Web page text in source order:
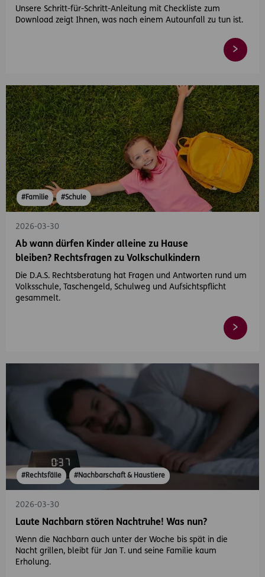
Unsere Schritt-für-Schritt-Anleitung mit Checkliste zum
Download zeigt Ihnen, was nach einem Autounfall zu tun ist.
#Familie #Schule
2026-03-30
Ab wann dürfen Kinder alleine zu Hause
bleiben? Rechtsfragen zu Volkschulkindern
Die D.A.S. Rechtsberatung hat Fragen und Antworten rund um
Volksschule, Taschengeld, Schulweg und Aufsichtspflicht
gesammelt.
#Rechtsfälle #Nachbarschaft & Haustiere
2026-03-30
Laute Nachbarn stören Nachtruhe! Was nun?
Wenn die Nachbarn auch unter der Woche bis spät in die
Nacht grillen, bleibt für Jan T. und seine Familie kaum
Erholung.